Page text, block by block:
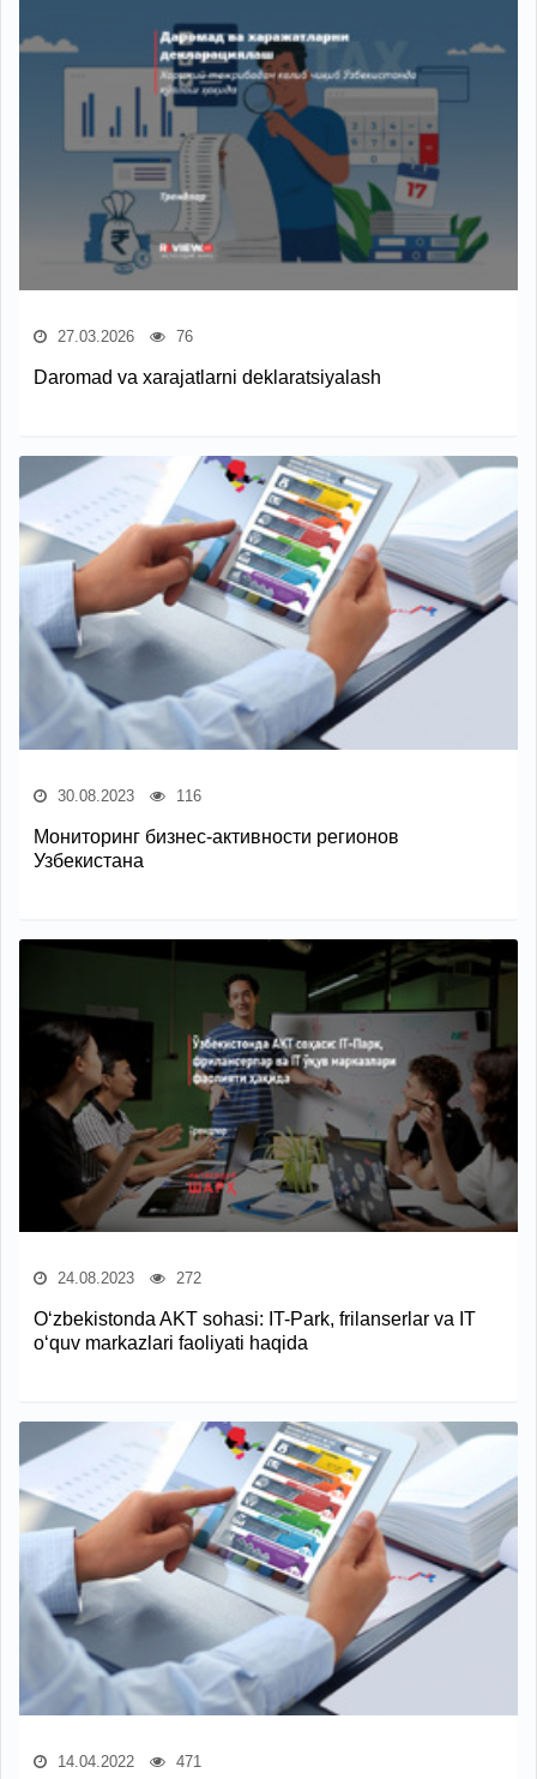
27.03.2026 76
Daromad va xarajatlarni deklaratsiyalash
30.08.2023 116
Мониторинг бизнес-активности регионов
Узбекистана
24.08.2023 272
O‘zbekistonda AKT sohasi: IT-Park, frilanserlar va IT
o‘quv markazlari faoliyati haqida
14.04.2022 471